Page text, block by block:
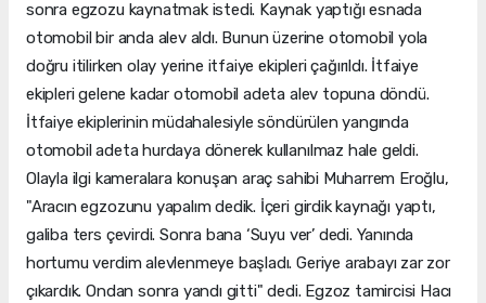
sonra egzozu kaynatmak istedi. Kaynak yaptığı esnada
otomobil bir anda alev aldı. Bunun üzerine otomobil yola
doğru itilirken olay yerine itfaiye ekipleri çağırıldı. İtfaiye
ekipleri gelene kadar otomobil adeta alev topuna döndü.
İtfaiye ekiplerinin müdahalesiyle söndürülen yangında
otomobil adeta hurdaya dönerek kullanılmaz hale geldi.
Olayla ilgi kameralara konuşan araç sahibi Muharrem Eroğlu,
"Aracın egzozunu yapalım dedik. İçeri girdik kaynağı yaptı,
galiba ters çevirdi. Sonra bana ‘Suyu ver’ dedi. Yanında
hortumu verdim alevlenmeye başladı. Geriye arabayı zar zor
çıkardık. Ondan sonra yandı gitti" dedi. Egzoz tamircisi Hacı